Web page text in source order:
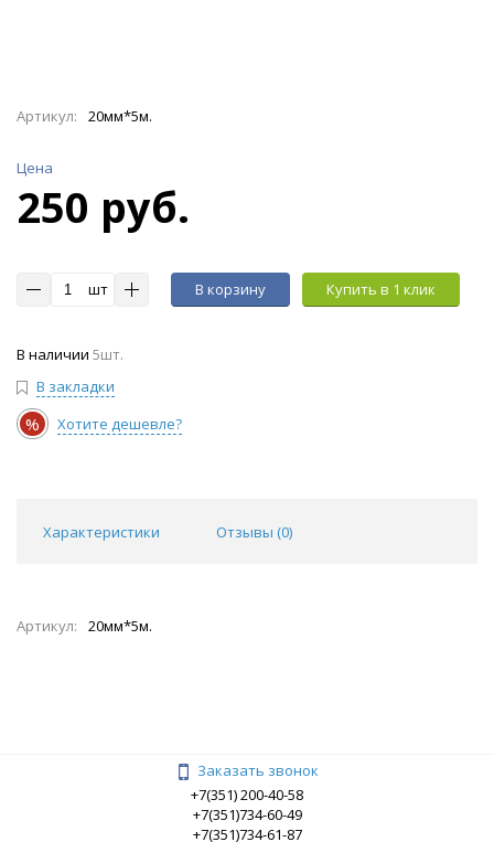
Артикул: 20мм*5м.
Цена
250 руб.
шт В корзину Купить в 1 клик
В наличии 5шт.
В закладки
% Хотите дешевле?
Характеристики Отзывы (0)
Артикул: 20мм*5м.
Заказать звонок
+7(351) 200-40-58
+7(351)734-60-49
+7(351)734-61-87